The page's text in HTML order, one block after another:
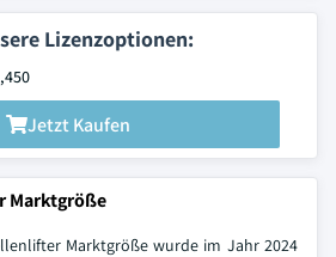
Lizenzoptionen:
Jetzt Kaufen
Marktgröße
Marktgröße wurde im Jahr 2024